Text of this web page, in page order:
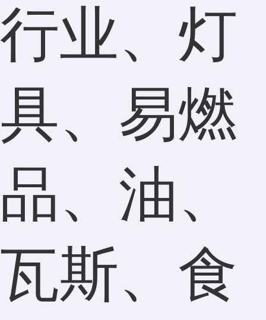
行业、灯
具、易燃
品、油、
瓦斯、食